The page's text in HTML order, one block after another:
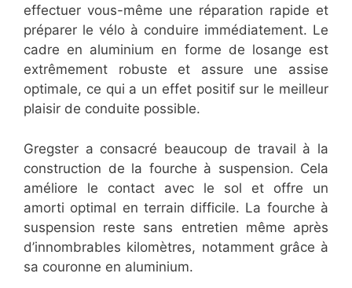
effectuer vous-même une réparation rapide et
préparer le vélo à conduire immédiatement. Le
cadre en aluminium en forme de losange est
extrêmement robuste et assure une assise
optimale, ce qui a un effet positif sur le meilleur
plaisir de conduite possible.
Gregster a consacré beaucoup de travail à la
construction de la fourche à suspension. Cela
améliore le contact avec le sol et offre un
amorti optimal en terrain difficile. La fourche à
suspension reste sans entretien même après
d’innombrables kilomètres, notamment grâce à
sa couronne en aluminium.